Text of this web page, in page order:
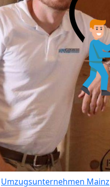
Umzugsunternehmen Mainz